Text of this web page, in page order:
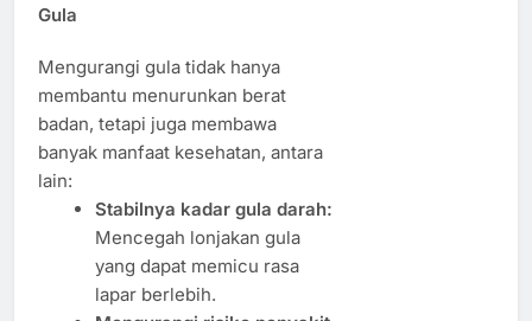
Gula
Mengurangi gula tidak hanya
membantu menurunkan berat
badan, tetapi juga membawa
banyak manfaat kesehatan, antara
lain:
Stabilnya kadar gula darah:
Mencegah lonjakan gula
yang dapat memicu rasa
lapar berlebih.